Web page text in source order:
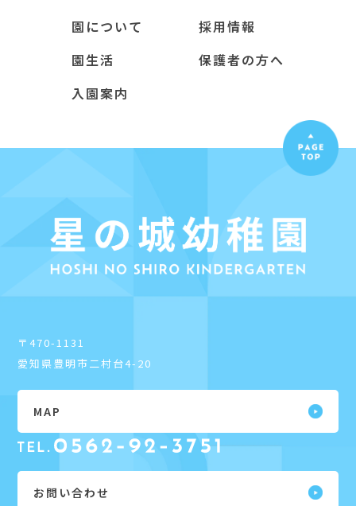
園について
園生活
入園案内
採用情報
保護者の方へ
〒470-1131
愛知県豊明市二村台4-20
MAP
お問い合わせ